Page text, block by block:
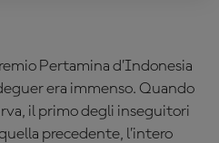
Pertamina d’Indonesia
era immenso. Quando
il primo degli inseguitori
precedente, l’intero